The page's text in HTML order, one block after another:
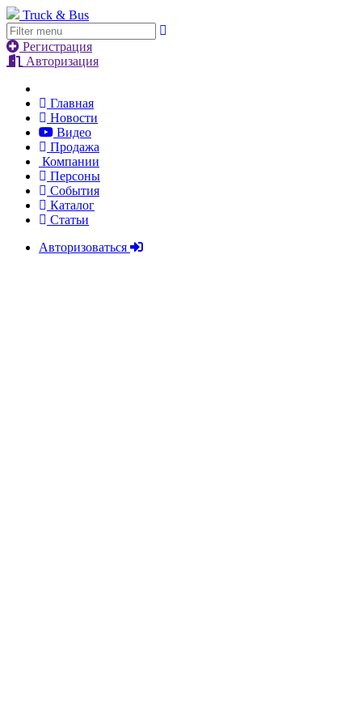
Truck & Bus
Регистрация
Авторизация
Главная
Новости
Видео
Продажа
Компании
Персоны
События
Каталог
Статьи
Авторизоваться